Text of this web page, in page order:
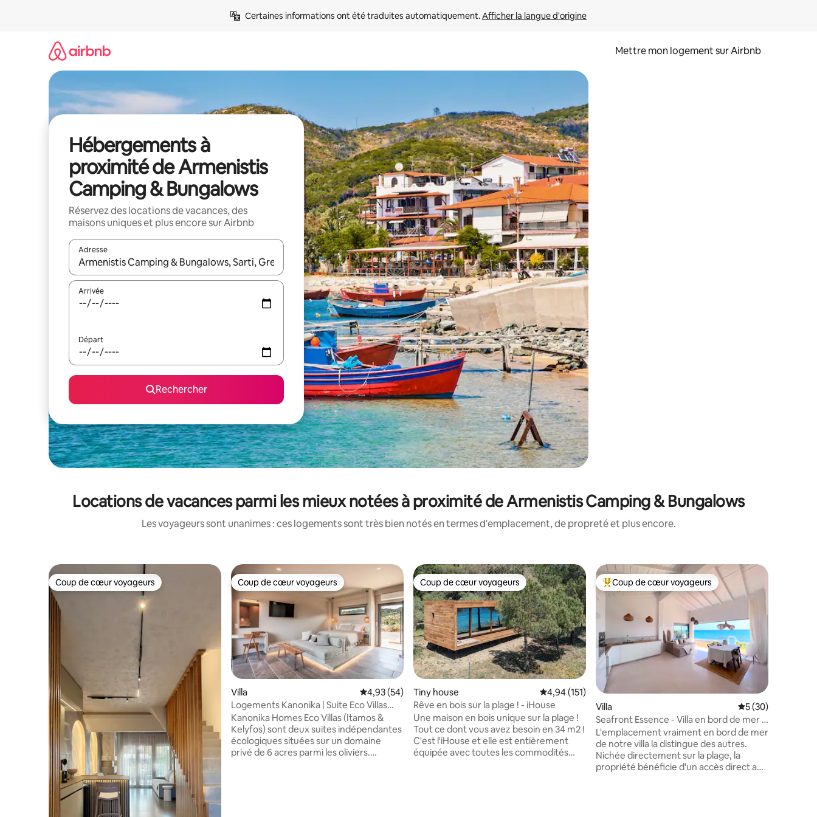
Certaines informations ont été traduites automatiquement. Afficher la langue d'origine
Mettre mon logement sur Airbnb
Hébergements à
proximité de Armenistis
Camping & Bungalows
Réservez des locations de vacances, des
maisons uniques et plus encore sur Airbnb
Adresse
Lorsque les résultats s'affichent, utilisez les flèches vers le haut et vers le bas pour les parcourir ou en appuyant et en faisant glisser.
Arrivée
Départ
Rechercher
Locations de vacances parmi les mieux notées à proximité de Armenistis Camping & Bungalows
Les voyageurs sont unanimes : ces logements sont très bien notés en termes d'emplacement, de propreté et plus encore.
Coup de cœur voyageurs
Coup de cœur voyageurs Coup de cœur voyageurs
Coup de cœur voyageurs
Villa Évaluation moyenne sur la base de 54 commentaires : 4,93 sur 5
4,93 (54)
Logements Kanonika | Suite Eco Villas
avec vue sur le coucher de soleil
Kanonika Homes Eco Villas (Itamos &
Kelyfos) sont deux suites indépendantes
écologiques situées sur un domaine
privé de 6 acres parmi les oliviers.
Coup de cœur voyageurs
Coup de cœur voyageurs
Tiny house Évaluation moyenne sur la base de 151 commentaires : 4,94 sur 5
4,94 (151)
Rêve en bois sur la plage ! - iHouse
Une maison en bois unique sur la plage !
Tout ce dont vous avez besoin en 34 m2 !
C'est l'iHouse et elle est entièrement
équipée avec toutes les commodités
Coups de cœur voyageurs les plus appréciés
Coup de cœur voyageurs
Villa Évaluation
5 (30)
Seafront Essence - Villa en bord de mer -
Chalcidique
L'emplacement vraiment en bord de mer
de notre villa la distingue des autres.
Nichée directement sur la plage, la
propriété bénéficie d'un accès direct aux